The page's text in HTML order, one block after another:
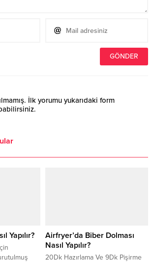
İlk yorumu yukarıdaki form
Yapılır?
Airfryer’da Biber Dolması
Nasıl Yapılır?
20Dk Hazırlama Ve 9Dk Pişirme